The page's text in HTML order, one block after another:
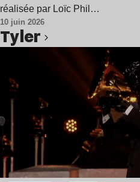
réalisée par Loïc Phil…
10 juin 2026
Tyler